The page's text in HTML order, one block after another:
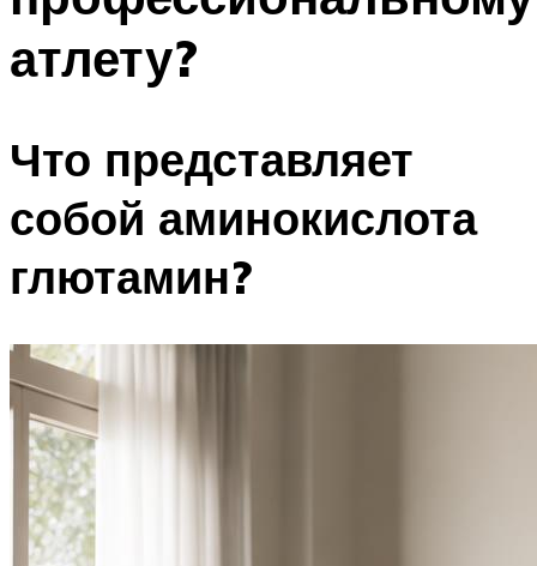
атлету?
Что представляет
собой аминокислота
глютамин?